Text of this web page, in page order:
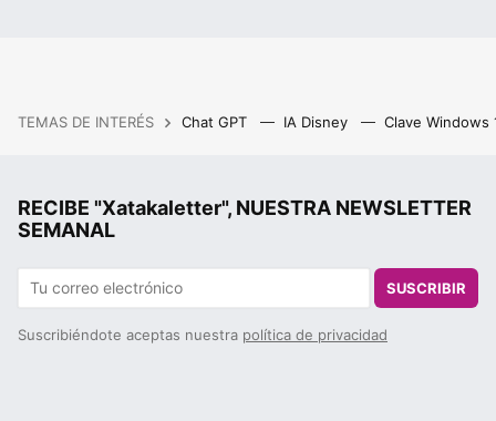
TEMAS DE INTERÉS Chat GPT IA Disney Clave Windows
RECIBE "Xatakaletter", NUESTRA NEWSLETTER
SEMANAL
SUSCRIBIR
Suscribiéndote aceptas nuestra política de privacidad